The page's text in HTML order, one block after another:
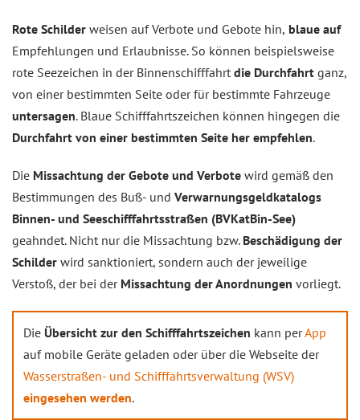
Rote Schilder weisen auf Verbote und Gebote hin, blaue auf
Empfehlungen und Erlaubnisse. So können beispielsweise
rote Seezeichen in der Binnenschifffahrt die Durchfahrt ganz,
von einer bestimmten Seite oder für bestimmte Fahrzeuge
untersagen. Blaue Schifffahrtszeichen können hingegen die
Durchfahrt von einer bestimmten Seite her empfehlen.
Die Missachtung der Gebote und Verbote wird gemäß den
Bestimmungen des Buß- und Verwarnungsgeldkatalogs
Binnen- und Seeschifffahrtsstraßen (BVKatBin-See)
geahndet. Nicht nur die Missachtung bzw. Beschädigung der
Schilder wird sanktioniert, sondern auch der jeweilige
Verstoß, der bei der Missachtung der Anordnungen vorliegt.
Die Übersicht zur den Schifffahrtszeichen kann perApp
auf mobile Geräte geladen oder über die Webseite der
Wasserstraßen- und Schifffahrtsverwaltung (WSV)
eingesehen werden.